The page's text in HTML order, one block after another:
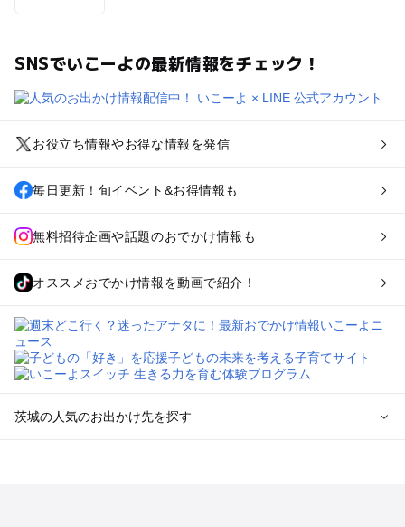
SNSでいこーよの最新情報をチェック！
お役立ち情報やお得な情報を発信
毎日更新！旬イベント&お得情報も
無料招待企画や話題のおでかけ情報も
オススメおでかけ情報を動画で紹介！
茨城の人気のお出かけ先を探す